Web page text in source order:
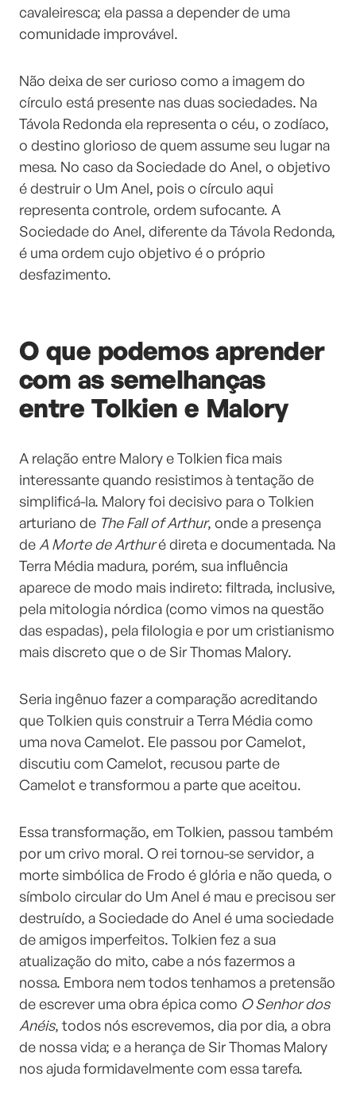
cavaleiresca; ela passa a depender de uma
comunidade improvável.
Não deixa de ser curioso como a imagem do
círculo está presente nas duas sociedades. Na
Távola Redonda ela representa o céu, o zodíaco,
o destino glorioso de quem assume seu lugar na
mesa. No caso da Sociedade do Anel, o objetivo
é destruir o Um Anel, pois o círculo aqui
representa controle, ordem sufocante. A
Sociedade do Anel, diferente da Távola Redonda,
é uma ordem cujo objetivo é o próprio
desfazimento.
O que podemos aprender
com as semelhanças
entre Tolkien e Malory
A relação entre Malory e Tolkien fica mais
interessante quando resistimos à tentação de
simplificá-la. Malory foi decisivo para o Tolkien
arturiano de The Fall of Arthur, onde a presença
de A Morte de Arthuré direta e documentada. Na
Terra Média madura, porém, sua influência
aparece de modo mais indireto: filtrada, inclusive,
pela mitologia nórdica (como vimos na questão
das espadas), pela filologia e por um cristianismo
mais discreto que o de Sir Thomas Malory.
Seria ingênuo fazer a comparação acreditando
que Tolkien quis construir a Terra Média como
uma nova Camelot. Ele passou por Camelot,
discutiu com Camelot, recusou parte de
Camelot e transformou a parte que aceitou.
Essa transformação, em Tolkien, passou também
por um crivo moral. O rei tornou-se servidor, a
morte simbólica de Frodo é glória e não queda, o
símbolo circular do Um Anel é mau e precisou ser
destruído, a Sociedade do Anel é uma sociedade
de amigos imperfeitos. Tolkien fez a sua
atualização do mito, cabe a nós fazermos a
nossa. Embora nem todos tenhamos a pretensão
de escrever uma obra épica como O Senhor dos
Anéis, todos nós escrevemos, dia por dia, a obra
de nossa vida; e a herança de Sir Thomas Malory
nos ajuda formidavelmente com essa tarefa.